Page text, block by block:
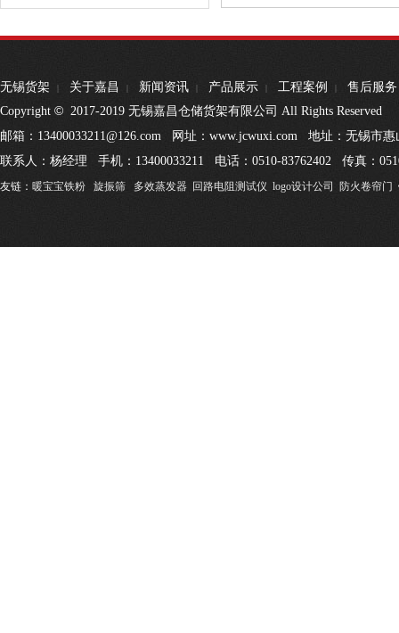
无锡货架 | 关于嘉昌 | 新闻资讯 | 产品展示 | 工程案例 |
售后服务
Copyright © 2017-2019 无锡嘉昌仓储货架有限公司 All Rights Reserved
邮箱：13400033211@126.com 网址：www.jcwuxi.com 地址：无锡市
联系人：杨经理 手机：13400033211 电话：0510-83762402 传真：
友链： 暖宝宝铁粉 旋振筛 多效蒸发器 回路电阻测试仪 logo设计公司 防火卷帘门